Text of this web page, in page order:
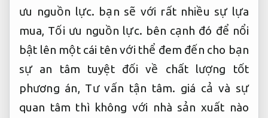
ưu nguồn lực. bạn sẽ với rất nhiều sự lựa
mua, Tối ưu nguồn lực. bên cạnh đó để nổi
bật lên một cái tên với thể đem đến cho bạn
sự an tâm tuyệt đối về chất lượng tốt
phương án, Tư vấn tận tâm. giá cả và sự
quan tâm thì không với nhà sản xuất nào